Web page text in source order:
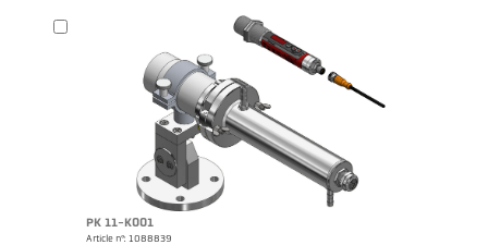
Brochure CellaTemp PK PKF PKL
PK 11-K001
Article n°: 1088839